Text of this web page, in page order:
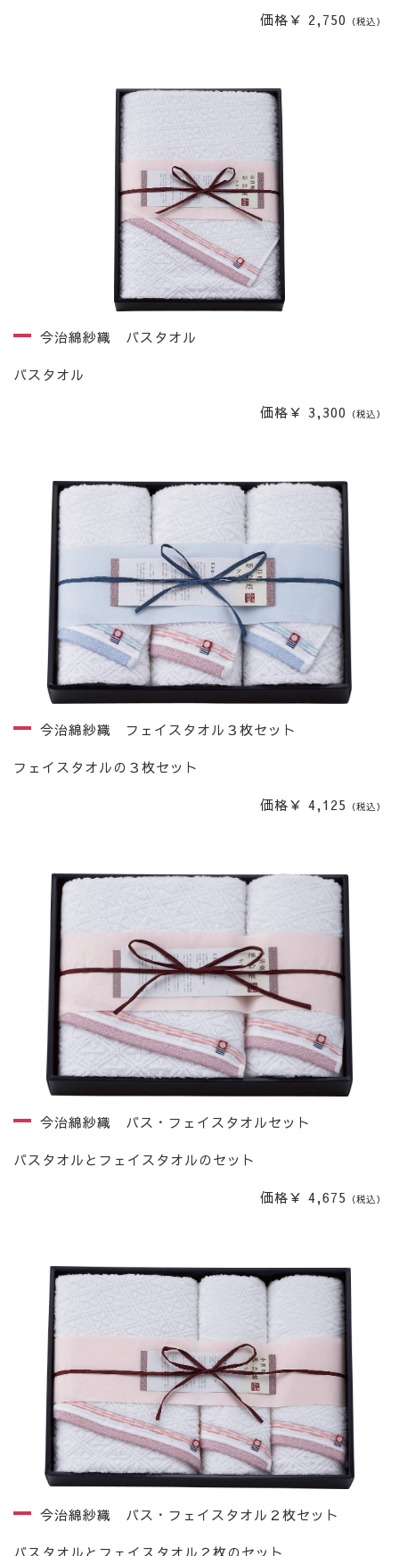
価格￥ 2,750 （税込）
今治綿紗織 バスタオル
バスタオル
価格￥ 3,300 （税込）
今治綿紗織 フェイスタオル３枚セット
フェイスタオルの３枚セット
価格￥ 4,125 （税込）
今治綿紗織 バス・フェイスタオルセット
バスタオルとフェイスタオルのセット
価格￥ 4,675 （税込）
今治綿紗織 バス・フェイスタオル２枚セット
バスタオルとフェイスタオル２枚のセット